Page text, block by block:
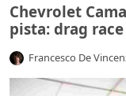
Chevrolet
pista: drag
Francesco De